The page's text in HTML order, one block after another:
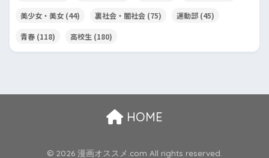
美少女・美女 (44) 裏社会・闇社会 (75) 運動部 (45)
青春 (118) 高校生 (180)
HOME
© 2026 漫画オススメ.com All rights reserved.